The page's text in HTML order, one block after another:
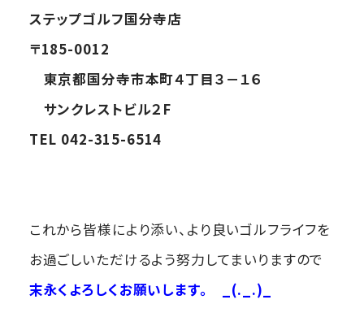
ステップゴルフ国分寺店
〒185-0012
東京都国分寺市本町４丁目３－１６
サンクレストビル２F
TEL 042-315-6514
これから皆様により添い、より良いゴルフライフを
お過ごしいただけるよう努力してまいりますので
末永くよろしくお願いします。
_(._.)_